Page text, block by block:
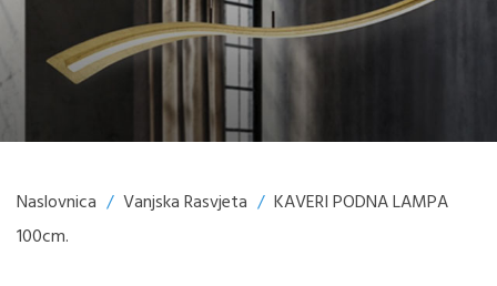
Naslovnica / Vanjska Rasvjeta / KAVERI PODNA LAMPA
100cm.